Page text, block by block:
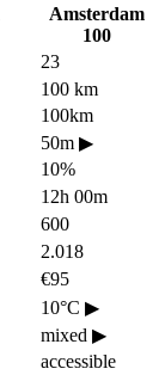
Amsterdam
100
23
100 km
100km
50m ▶
10%
12h 00m
600
2.018
€95
10°C ▶
mixed ▶
accessible